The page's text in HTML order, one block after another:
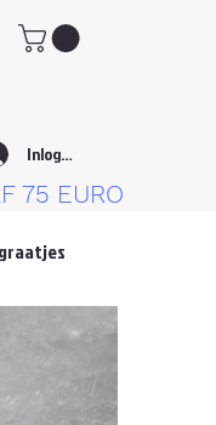
Inloggen
75 EURO